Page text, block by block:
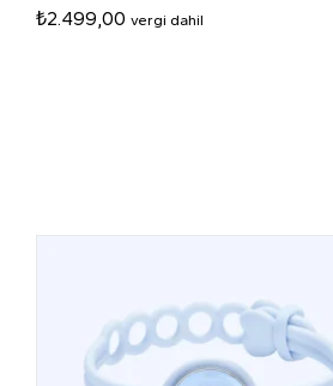
₺2.499,00 vergi dahil